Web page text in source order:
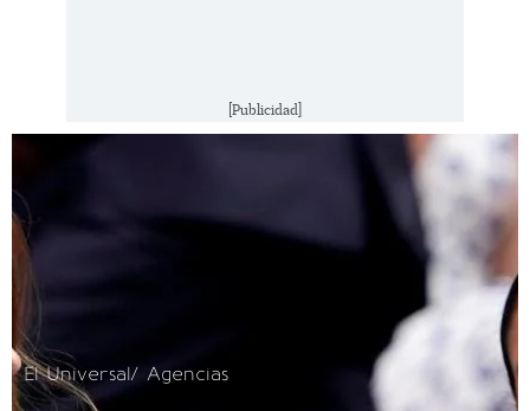
[Publicidad]
El Universal/ Agencias